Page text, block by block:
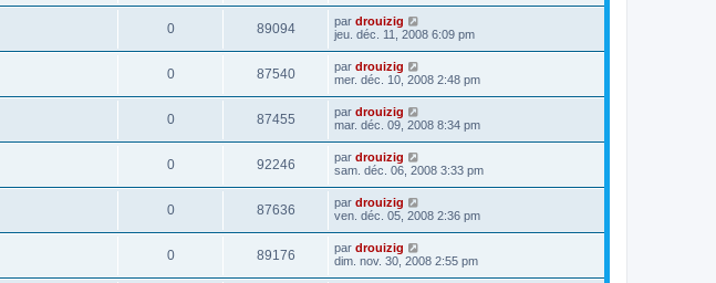
0 89094 par drouizig
jeu. déc. 11, 2008 6:09 pm
0 87540 par drouizig
mer. déc. 10, 2008 2:48 pm
0 87455 par drouizig
mar. déc. 09, 2008 8:34 pm
0 92246 par drouizig
sam. déc. 06, 2008 3:33 pm
0 87636 par drouizig
ven. déc. 05, 2008 2:36 pm
0 89176 par drouizig
dim. nov. 30, 2008 2:55 pm